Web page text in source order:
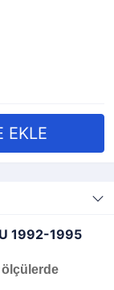
1992-1995